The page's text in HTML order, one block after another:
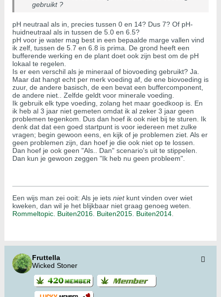
gebruikt ?
pH neutraal als in, precies tussen 0 en 14? Dus 7? Of pH-
huidneutraal als in tussen de 5.0 en 6.5?
pH voor je water mag best in een bepaalde marge vallen vind
ik zelf, tussen de 5.7 en 6.8 is prima. De grond heeft een
bufferende werking en de plant doet ook zijn best om de pH
lokaal te regelen.
Is er een verschil als je mineraal of biovoeding gebruikt? Ja.
Maar dat hangt echt per merk voeding af, de ene biovoeding is
zuur, de andere basisch, de een bevat een buffercomponent,
de andere niet.. Zelfde geldt voor minerale voeding.
Ik gebruik elk type voeding, zolang het maar goedkoop is. En
ik heb al 3 jaar niet gemeten omdat ik al zeker 3 jaar geen
problemen tegenkom. Dus dan hoef ik ook niet bij te sturen. Ik
denk dat dat een goed startpunt is voor iedereen met zulke
vragen; begin gewoon eens, en kijk of je problemen ziet. Als er
geen problemen zijn, dan hoef je die ook niet op te lossen.
Dan hoef je ook geen "Als.. Dan" scenario's uit te stippelen.
Dan kun je gewoon zeggen "Ik heb nu geen probleem".
Een wijs man zei ooit: Als je iets nietkunt vinden over wiet
kweken, dan wil je het blijkbaar niet graag genoeg weten.
Rommeltopic. Buiten2016. Buiten2015 Buiten2014
Fruttella
Wicked Stoner